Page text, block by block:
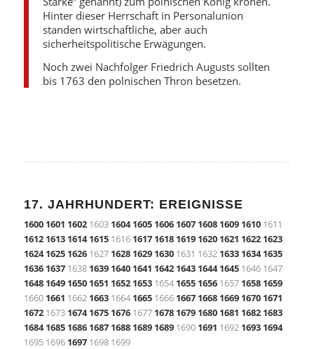
Hinter dieser Herrschaft in Personalunion
standen wirtschaftliche, aber auch
sicherheitspolitische Erwägungen.
Noch zwei Nachfolger Friedrich Augusts sollten
bis 1763 den polnischen Thron besetzen.
17. JAHRHUNDERT: EREIGNISSE
1600 1601 16021603 1604 1605 1606 1607 1608 1609 16101611
1612 1613 1614 16151616 1617 1618 1619 1620 1621 1622 1623
1624 1625 16261627 1628 1629 16301631 1632 1633 1634 1635
1636 16371638 1639 1640 1641 1642 1643 1644 16451646 1647
1648 1649 1650 1651 1652 16531654 1655 16561657 1658 1659
1660 1661 1662 16631664 16651666 1667 1668 1669 1670 1671
16721673 1674 1675 16761677 1678 1679 1680 1681 1682 1683
1684 1685 1686 1687 1688 1689 16891690 1691 1692 1693 1694
1695 1696 16971698 1699